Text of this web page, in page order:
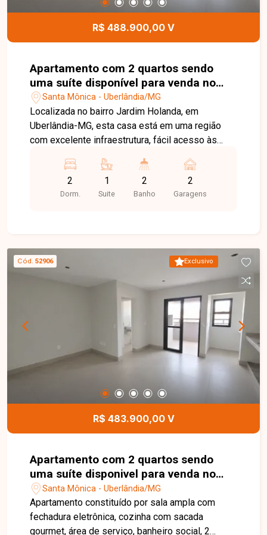
apartamento moderno, completo e muito bem
localizado no bairro Santa Mônica. Agende uma
visita e venha conhecer todos os detalhes deste
R$ 488.900,00 V
Apartamento com 2 quartos sendo
uma suíte disponível para venda no
bairro Santa Mônica em Uberlândia -
MG
Santa Mônica - Uberlândia/MG
Localizada no bairro Jardim Holanda, em
Uberlândia-MG, esta casa está em uma região
com excelente infraestrutura, fácil acesso às
supermercados, escolas, farmácias, comércios e
diversos serviços, proporcionando praticidade,
conforto e qualidade de vida para toda a família.
com armário e box, copa, cozinha planejada com
armários, coifa, fogão e forno, área de serviço,
amplo quintal, varanda frontal e 02 vagas de
garagem. Os ambientes são bem distribuídos e
oferecem funcionalidade e conforto para o dia a
quem busca uma casa espaçosa, bem localizada
e pronta para morar no bairro Jardim Holanda.
Agende uma visita e venha conhecer todos os
2
Dorm.
1
Suite
2
Banho
2
Garagens
Exclusivo
Cód. 52906
R$ 483.900,00 V
Apartamento com 2 quartos sendo
uma suíte disponivel para venda no
bairro Santa Mônica
Santa Mônica - Uberlândia/MG
Apartamento constituído por sala ampla com
fechadura eletrônica, cozinha com sacada
gourmet, área de serviço, banheiro social, 2